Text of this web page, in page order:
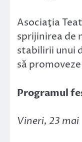
Asociaţia
sprijinirea de
stabilirii unui
să
Programul
Vineri, 23 mai